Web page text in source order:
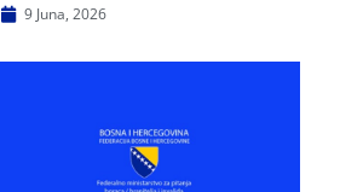
9 Juna, 2026